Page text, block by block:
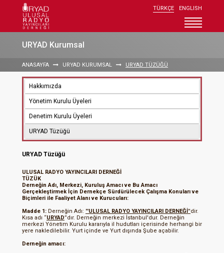
TÜRKÇE ENGLISH
Uryad Üyelik
Araştırmalar
Duyurular
URYAD Kurumsal
ANASAYFA URYAD KURUMSAL URYAD TÜZÜĞÜ
Hakkımızda
Yönetim Kurulu Üyeleri
Denetim Kurulu Üyeleri
URYAD Tüzüğü
URYAD Tüzüğü
ULUSAL RADYO YAYINCILARI DERNEĞİ
TÜZÜK
Derneğin Adı, Merkezi, Kuruluş Amacı ve Bu Amacı
Gerçekleştirmek İçin Dernekçe Sürdürülecek Çalışma Konuları ve
Biçimleri ile Faaliyet Alanı ve Kurucuları:
Madde 1: Derneğin Adı: ''ULUSAL RADYO YAYINCILARI DERNEĞİ''dir.
Kısa adı “URYAD”dır. Derneğin merkezi İstanbul'dur. Derneğin
merkezi Yönetim Kurulu kararıyla il hudutları içerisinde herhangi bir
yere nakledilebilir. Yurt içinde ve Yurt dışında Şube açabilir.
Derneğin amacı: